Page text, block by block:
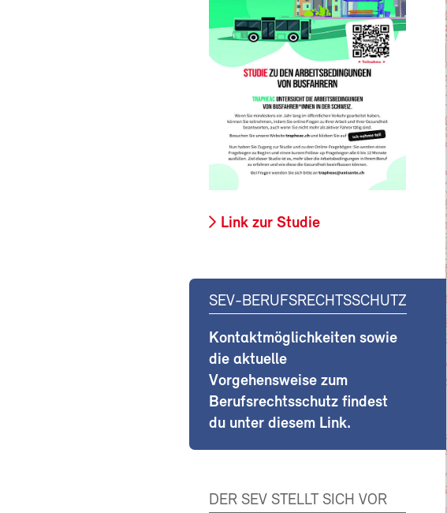
Link zur Studie
SEV-BERUFSRECHTSSCHUTZ
Kontaktmöglichkeiten sowie
die aktuelle
Vorgehensweise zum
Berufsrechtsschutz findest
du unter diesem Link.
DER SEV STELLT SICH VOR